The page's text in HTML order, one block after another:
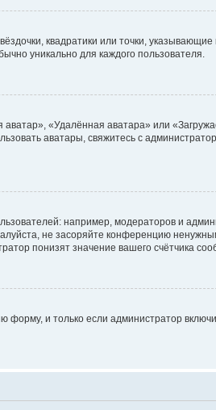
квадратики или точки, указывающие
уникально для каждого пользователя.
«Удалённая аватара» или
аватары, свяжитесь с
например, модераторов и
не засоряйте конференцию
понизят значение вашего счётчика
форму, и только если администратор